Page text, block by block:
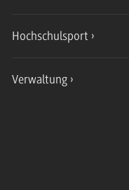
Hochschulsport
Verwaltung